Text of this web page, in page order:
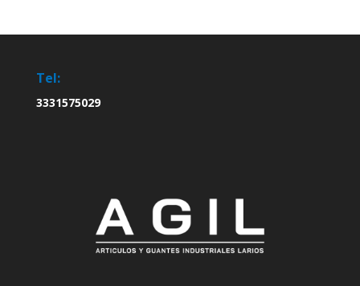
Tel:
3331575029